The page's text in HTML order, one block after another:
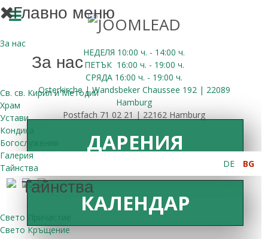
НЕДЕЛЯ 10:00 ч. - 14:00 ч.
ПЕТЪК 16:00 ч. - 19:00 ч.
СРЯДА 16:00 ч. - 19:00 ч.
Osterkirche | Wandsbeker Chaussee 192 | 22089
Hamburg
Postfach 71 02 21 | 22162 Hamburg
Главно меню
За нас
За нас
Св. св. Кирил и Методий
Храм
Устави
Кондика
Богослужения
Галерия
Тайнства
Тайнства
Свето Причастие
Свето Кръщение
DE BG
ДАРЕНИЯ
КАЛЕНДАР